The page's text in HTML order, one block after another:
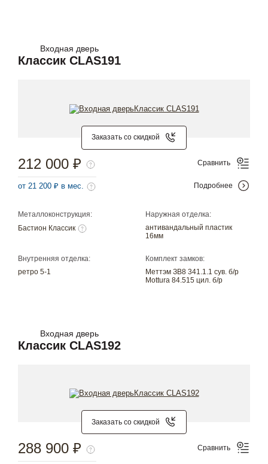
Входная дверь
Классик CLAS191
Заказать со скидкой
Металлоконструкция:
Бастион Классик
Наружная отделка:
антивандальный пластик
16мм
Внутренняя отделка:
ретро 5-1
Комплект замков:
Меттэм ЗВ8 341.1.1 сув. б/р
Mottura 84.515 цил. б/р
212 000 ₽
от 21 200 ₽ в мес.
Сравнить
Подробнее
Входная дверь
Классик CLAS192
Заказать со скидкой
288 900 ₽ Сравнить